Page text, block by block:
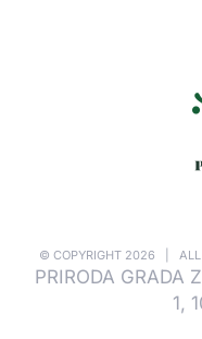
© COPYRIGHT 2026 | ALL
PRIRODA GRADA
1,